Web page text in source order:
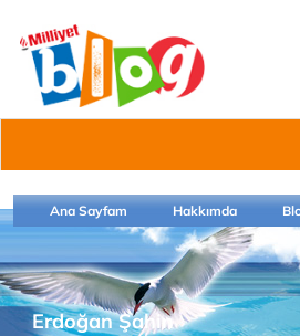
Ana Sayfam Hakkımda
Erdoğan Şahin